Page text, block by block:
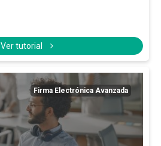
Ver tutorial
Firma Electrónica Avanzada